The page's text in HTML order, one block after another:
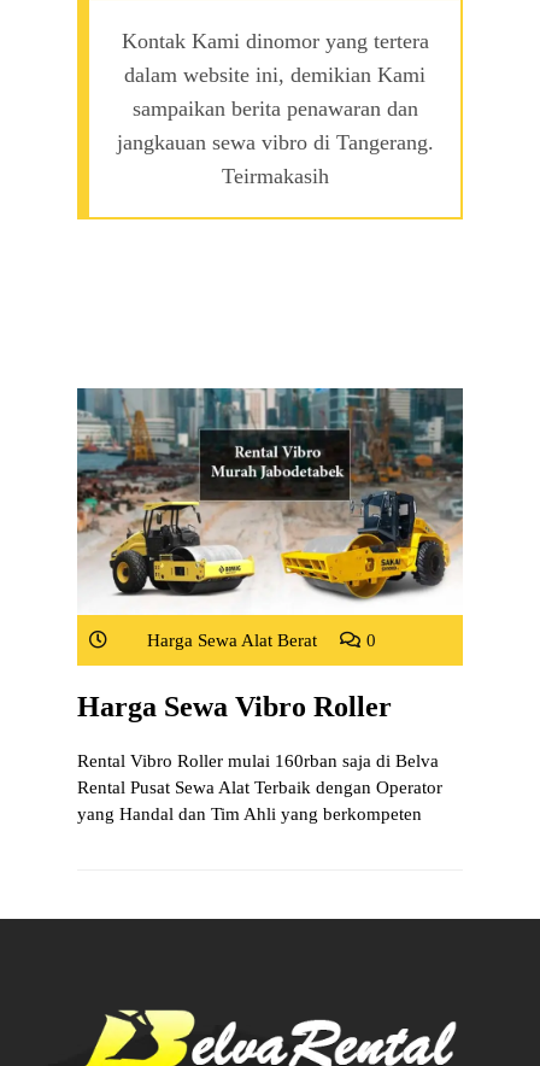
Kontak Kami dinomor yang tertera
dalam website ini, demikian Kami
sampaikan berita penawaran dan
jangkauan sewa vibro di Tangerang.
Teirmakasih
Harga Sewa Alat Berat 0
Harga Sewa Vibro Roller
Rental Vibro Roller mulai 160rban saja di Belva
Rental Pusat Sewa Alat Terbaik dengan Operator
yang Handal dan Tim Ahli yang berkompeten